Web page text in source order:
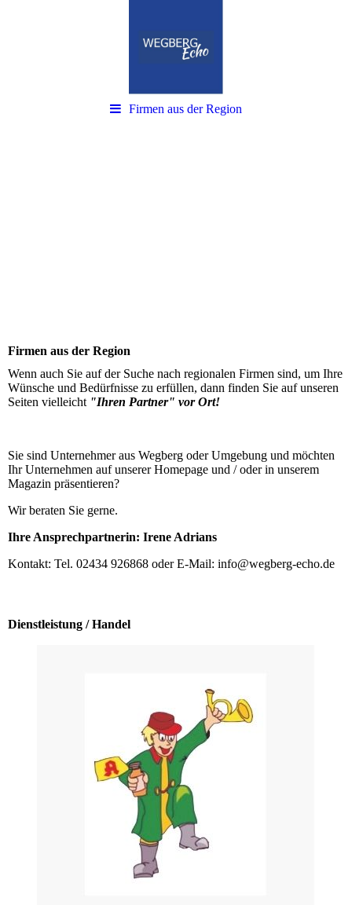
Firmen aus der Region
Firmen aus der Region
Wenn auch Sie auf der Suche nach regionalen Firmen sind, um Ihre
Wünsche und Bedürfnisse zu erfüllen, dann finden Sie auf unseren
Seiten vielleicht "Ihren Partner" vor Ort!
Sie sind Unternehmer aus Wegberg oder Umgebung und möchten
Ihr Unternehmen auf unserer Homepage und / oder in unserem
Magazin präsentieren?
Wir beraten Sie gerne.
Ihre Ansprechpartnerin: Irene Adrians
Kontakt: Tel. 02434 926868 oder E-Mail: info@wegberg-echo.de
Dienstleistung / Handel